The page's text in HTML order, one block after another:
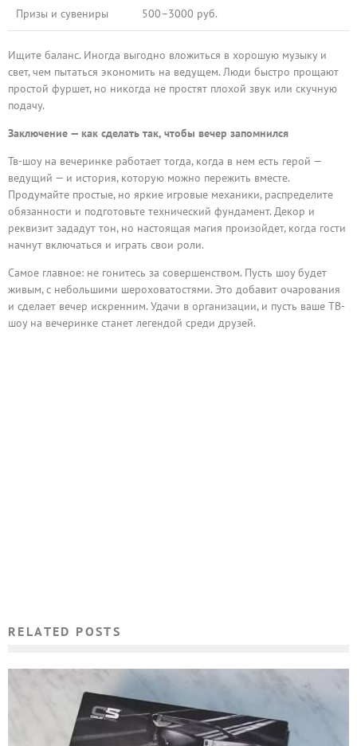
Призы и сувениры 500–3000 руб.
Ищите баланс. Иногда выгодно вложиться в хорошую музыку и
свет, чем пытаться экономить на ведущем. Люди быстро прощают
простой фуршет, но никогда не простят плохой звук или скучную
подачу.
Заключение — как сделать так, чтобы вечер запомнился
Тв-шоу на вечеринке работает тогда, когда в нем есть герой —
ведущий — и история, которую можно пережить вместе.
Продумайте простые, но яркие игровые механики, распределите
обязанности и подготовьте технический фундамент. Декор и
реквизит зададут тон, но настоящая магия произойдет, когда гости
начнут включаться и играть свои роли.
Самое главное: не гонитесь за совершенством. Пусть шоу будет
живым, с небольшими шероховатостями. Это добавит очарования
и сделает вечер искренним. Удачи в организации, и пусть ваше ТВ-
шоу на вечеринке станет легендой среди друзей.
RELATED POSTS